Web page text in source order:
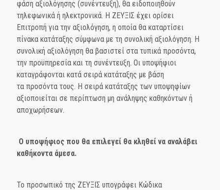
φάση αξιολόγησης (συνέντευξη), θα ειδοποιηθούν
τηλεφωνικά ή ηλεκτρονικά. Η ΖΕΥΞΙΣ έχει ορίσει
Επιτροπή για την αξιολόγηση, η οποία θα καταρτίσει
πίνακα κατάταξης σύμφωνα με τη συνολική αξιολόγηση. Η
συνολική αξιολόγηση θα βασιστεί στα τυπικά προσόντα,
την προϋπηρεσία και τη συνέντευξη. Οι υποψήφιοι
καταγράφονται κατά σειρά κατάταξης με βάση
τα προσόντα τους. Η σειρά κατάταξης των υποψηφίων
αξιοποιείται σε περίπτωση μη ανάληψης καθηκόντων ή
αποχωρήσεων.
Ο υποψήφιος που θα επιλεγεί θα κληθεί να αναλάβει
καθήκοντα άμεσα.
Το προσωπικό της ΖΕΥΞΙΣ υπογράφει Κώδικα